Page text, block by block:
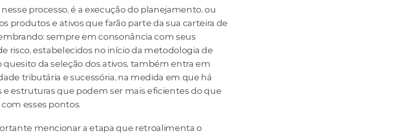
processo, é a execução do planejamento, ou
produtos e ativos que farão parte da sua carteira de
sempre em consonância com seus
risco, estabelecidos no início da metodologia de
quesito da seleção dos ativos, também entra em
tributária e sucessória, na medida em que há
estruturas que podem ser mais eficientes do que
esses pontos.
mencionar a etapa que retroalimenta o